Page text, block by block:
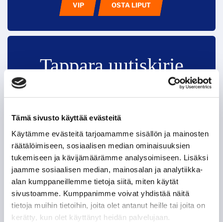
Tämä sivusto käyttää evästeitä
Käytämme evästeitä tarjoamamme sisällön ja mainosten
räätälöimiseen, sosiaalisen median ominaisuuksien
tukemiseen ja kävijämäärämme analysoimiseen. Lisäksi
jaamme sosiaalisen median, mainosalan ja analytiikka-
alan kumppaneillemme tietoja siitä, miten käytät
sivustoamme. Kumppanimme voivat yhdistää näitä
tietoja muihin tietoihin, joita olet antanut heille tai joita on
kerätty, kun olet käyttänyt heidän palvelujaan.
VIP OSTA LIPUT
Tappara uutiskirje
tietosuojaselosteen
ja hyväksyn
henkilötietojeni käsittelyn
TILAA SÄHKÖPOSTIISI